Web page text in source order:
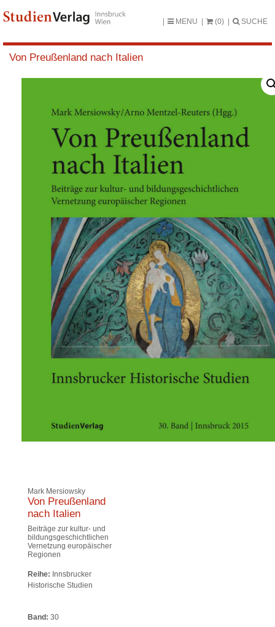
MENU (0) SUCHE
Von Preußenland nach Italien
Mark Mersiowsky
Von Preußenland
nach Italien
Beiträge zur kultur- und
bildungsgeschichtlichen
Vernetzung europäischer
Regionen
Reihe: Innsbrucker
Historische Studien
Band: 30